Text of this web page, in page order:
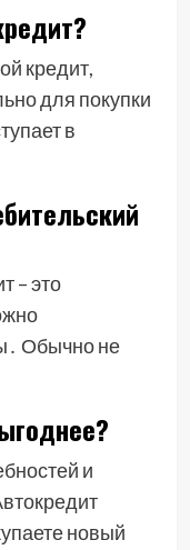
кредит,
для покупки
в
– это
Обычно не
и
новый